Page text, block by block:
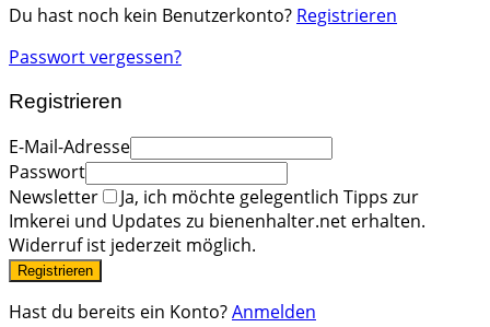
Du hast noch kein Benutzerkonto? Registrieren
Passwort vergessen?
Registrieren
E-Mail-Adresse
Passwort
Newsletter
Ja, ich möchte gelegentlich Tipps zur
Imkerei und Updates zu bienenhalter.net erhalten.
Widerruf ist jederzeit möglich.
Registrieren
Hast du bereits ein Konto?Anmelden